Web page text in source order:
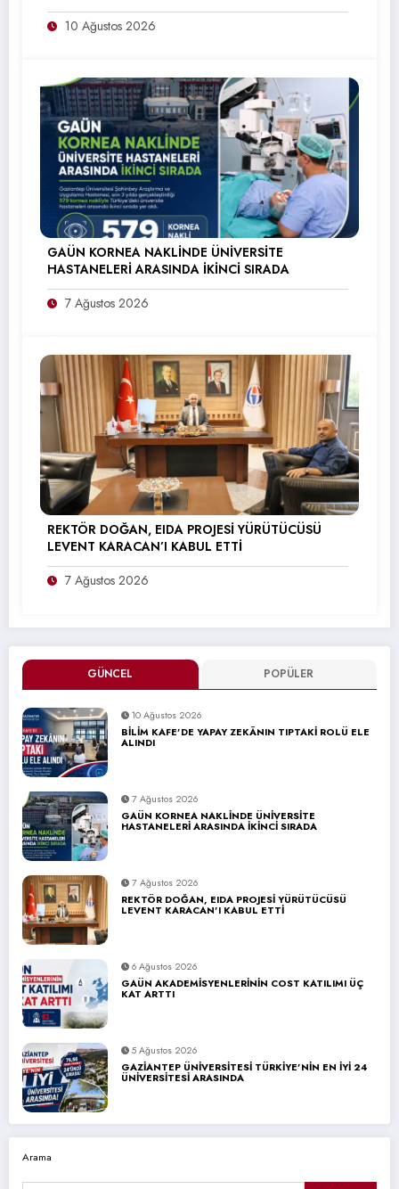
GÜNCEL POPÜLER
10 Ağustos 2026
BİLİM KAFE’DE YAPAY ZEKÂNIN TIPTAKİ ROLÜ ELE
ALINDI
7 Ağustos 2026
GAÜN KORNEA NAKLİNDE ÜNİVERSİTE
HASTANELERİ ARASINDA İKİNCİ SIRADA
7 Ağustos 2026
REKTÖR DOĞAN, EIDA PROJESİ YÜRÜTÜCÜSÜ
LEVENT KARACAN’I KABUL ETTİ
6 Ağustos 2026
GAÜN AKADEMİSYENLERİNİN COST KATILIMI ÜÇ
KAT ARTTI
5 Ağustos 2026
GAZİANTEP ÜNİVERSİTESİ TÜRKİYE’NİN EN İYİ 24
ÜNİVERSİTESİ ARASINDA
Arama
10 Ağustos 2026
GAÜN KORNEA NAKLİNDE ÜNİVERSİTE
HASTANELERİ ARASINDA İKİNCİ SIRADA
7 Ağustos 2026
REKTÖR DOĞAN, EIDA PROJESİ YÜRÜTÜCÜSÜ
LEVENT KARACAN’I KABUL ETTİ
7 Ağustos 2026